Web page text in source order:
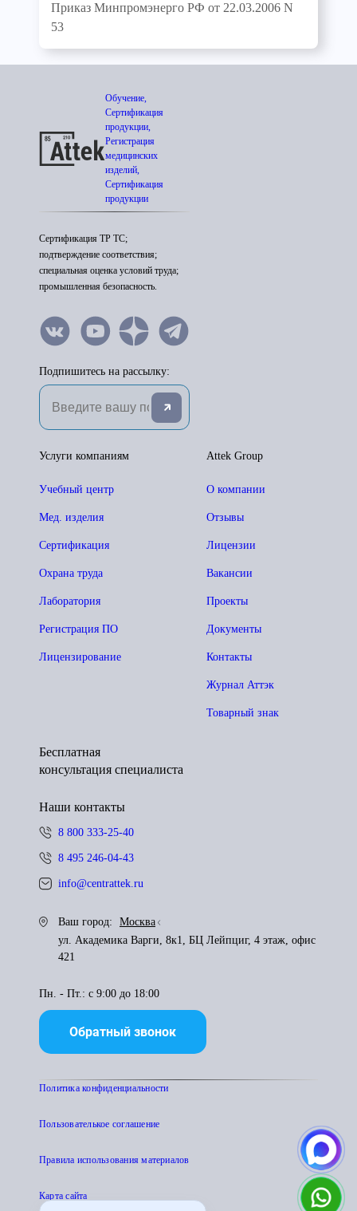
Приказ Минпромэнерго РФ от 22.03.2006 N
53
Обучение,
Сертификация
продукции,
Регистрация
медицинских
изделий,
Сертификация
продукции
Сертификация ТР ТС;
подтверждение соответствия;
специальная оценка условий труда;
промышленная безопасность.
Подпишитесь на рассылку:
Attek Group
О компании
Отзывы
Лицензии
Вакансии
Проекты
Документы
Контакты
Журнал Аттэк
Товарный знак
Услуги компаниям
Учебный центр
Мед. изделия
Сертификация
Охрана труда
Лаборатория
Регистрация ПО
Лицензирование
Бесплатная
консультация специалиста
Наши контакты
8 800 333-25-40
8 495 246-04-43
info@centrattek.ru
Ваш город:
Москва
ул. Академика Варги, 8к1, БЦ Лейпциг, 4 этаж, офис
421
Пн. - Пт.: с 9:00 до 18:00
Обратный звонок
Политика конфиденциальности
Пользователькое соглашение
Правила использования материалов
Карта сайта